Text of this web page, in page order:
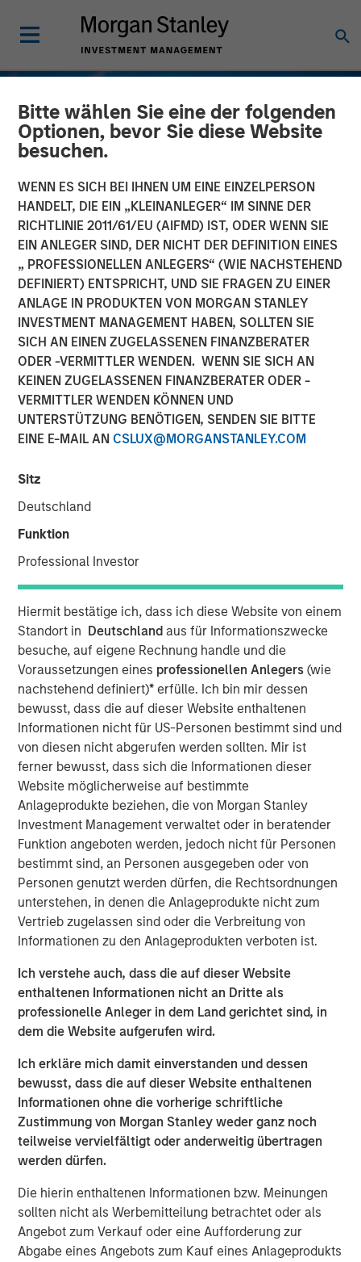
Bitte wählen Sie eine der folgenden
Optionen, bevor Sie diese Website
besuchen.
WENN ES SICH BEI IHNEN UM EINE EINZELPERSON
HANDELT, DIE EIN „KLEINANLEGER“ IM SINNE DER
RICHTLINIE 2011/61/EU (AIFMD) IST, ODER WENN SIE
EIN ANLEGER SIND, DER NICHT DER DEFINITION EINES
„ PROFESSIONELLEN ANLEGERS“ (WIE NACHSTEHEND
DEFINIERT) ENTSPRICHT, UND SIE FRAGEN ZU EINER
ANLAGE IN PRODUKTEN VON MORGAN STANLEY
INVESTMENT MANAGEMENT HABEN, SOLLTEN SIE
SICH AN EINEN ZUGELASSENEN FINANZBERATER
ODER -VERMITTLER WENDEN. WENN SIE SICH AN
KEINEN ZUGELASSENEN FINANZBERATER ODER -
VERMITTLER WENDEN KÖNNEN UND
UNTERSTÜTZUNG BENÖTIGEN, SENDEN SIE BITTE
EINE E-MAIL AN CSLUX@MORGANSTANLEY.COM
Sitz
Deutschland
Funktion
Professional Investor
Hiermit bestätige ich, dass ich diese Website von einem
Standort in Deutschland aus für Informationszwecke
besuche, auf eigene Rechnung handle und die
Voraussetzungen eines professionellen Anlegers(wie
nachstehend definiert)* erfülle. Ich bin mir dessen
bewusst, dass die auf dieser Website enthaltenen
Informationen nicht für US-Personen bestimmt sind und
von diesen nicht abgerufen werden sollten. Mir ist
ferner bewusst, dass sich die Informationen dieser
Website möglicherweise auf bestimmte
Anlageprodukte beziehen, die von Morgan Stanley
Investment Management verwaltet oder in beratender
Funktion angeboten werden, jedoch nicht für Personen
bestimmt sind, an Personen ausgegeben oder von
Personen genutzt werden dürfen, die Rechtsordnungen
unterstehen, in denen die Anlageprodukte nicht zum
Vertrieb zugelassen sind oder die Verbreitung von
Informationen zu den Anlageprodukten verboten ist.
Ich verstehe auch, dass die auf dieser Website
enthaltenen Informationen nicht an Dritte als
professionelle Anleger in dem Land gerichtet sind, in
dem die Website aufgerufen wird.
Ich erkläre mich damit einverstanden und dessen
bewusst, dass die auf dieser Website enthaltenen
Informationen ohne die vorherige schriftliche
Zustimmung von Morgan Stanley weder ganz noch
teilweise vervielfältigt oder anderweitig übertragen
werden dürfen.
Die hierin enthaltenen Informationen bzw. Meinungen
sollten nicht als Werbemitteilung betrachtet oder als
Angebot zum Verkauf oder eine Aufforderung zur
Abgabe eines Angebots zum Kauf eines Anlageprodukts
TALES FROM THE EMERGING WORLD INSIGHTS
Vietnam's Emerging
Consumer Class
09 NOVEMBER 2022
with entrepreneurs, corporate executives, and policy
makers. While Vietnam needs to navigate near-term
conditions, this “next gen” emerging market country
should see its economy continue to thrive over the
coming decade. With a relatively well-educated
population of nearly 100 million people, and continued
inflows of capital into the highly productive
manufacturing sector, Vietnam should benefit from a
young and tech-savvy middle class, which is expanding
at a rapid rate.
Ever since joining the World Trade Organization back in
2007, Vietnam’s economy has expanded 6.7%, faster than
that of any Asian country apart from China.1Recently,
Vietnam came out as a clear winner in the U.S.-China
trade war, benefiting from Western economies looking to
reduce their exposure to China (Display 1 ). While Beijing’s
growth has been revised downward this year, Vietnam’s
was revised upward to 7.5%, outpacing China’s and much
of the rest of the world.2
The U.S. is Relying More on Vietnam
DISPLAY 1:
Source: U.S. Census Bureau; Empirical Research Partners
Analysis